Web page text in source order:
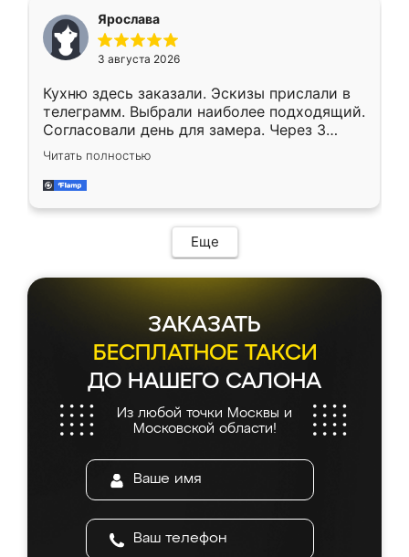
Ярослава
3 августа 2026
Кухню здесь заказали. Эскизы прислали в
телеграмм. Выбрали наиболее подходящий.
Согласовали день для замера. Через 3
недели кухня была уже готова. Остались
довольны работой. Спасибо Ренессанс
мебель за качественную работу!
Читать полностью
Еще
ЗАКАЗАТЬ
БЕСПЛАТНОЕ ТАКСИ
ДО НАШЕГО САЛОНА
Из любой точки Москвы и
Московской области!